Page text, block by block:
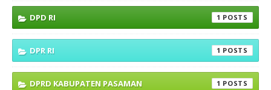
DPD RI 1
DPR RI 1
DPRD KABUPATEN PASAMAN 1